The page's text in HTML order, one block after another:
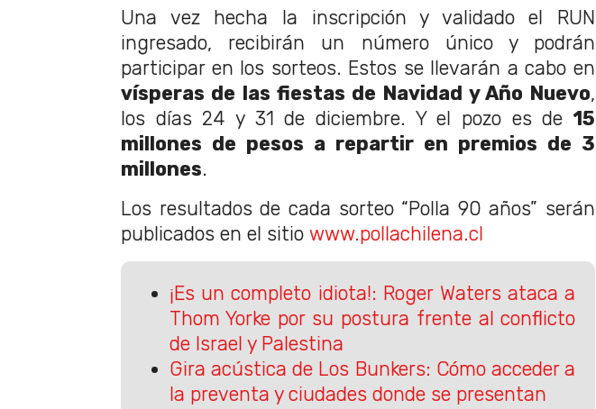
Una vez hecha la inscripción y validado el RUN
ingresado, recibirán un número único y podrán
participar en los sorteos. Estos se llevarán a cabo en
vísperas de las fiestas de Navidad y Año Nuevo,
los días 24 y 31 de diciembre. Y el pozo es de15
millones de pesos a repartir en premios de 3
millones.
Los resultados de cada sorteo “Polla 90 años” serán
publicados en el sitio www.pollachilena.cl
¡Es un completo idiota!: Roger Waters ataca a
Thom Yorke por su postura frente al conflicto
de Israel y Palestina
Gira acústica de Los Bunkers: Cómo acceder a
la preventa y ciudades donde se presentan